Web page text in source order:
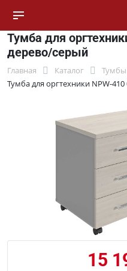
Тумба для
дерево/серый
Главная Каталог Тумбы
Тумба для оргтехники NPW-
15